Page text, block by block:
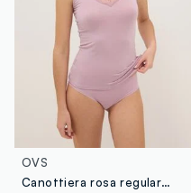
OVS
Canottiera rosa regular fit con pizzo